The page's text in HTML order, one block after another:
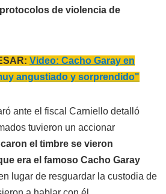
de violencia de
Video: Cacho Garay en
angustiado y sorprendido"
ante el fiscal Carniello detalló
tuvieron un accionar
el timbre se vieron
era el famoso Cacho Garay
lugar de resguardar la custodia de